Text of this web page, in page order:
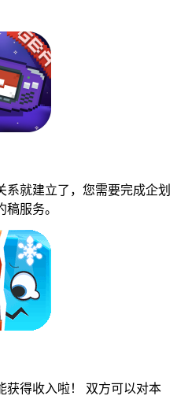
就建立了，您需要完成企划
服务。
得收入啦！ 双方可以对本